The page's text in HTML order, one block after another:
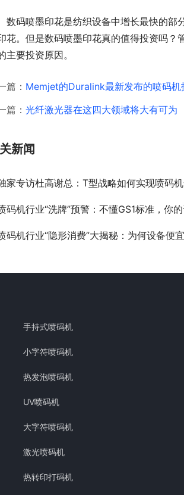
数码喷墨印花是纺织设备中增长最快的部
花。但是数码喷墨印花真的值得投资吗
主要投资原因。
篇： Memjet的Duralink最新发布的喷码机
篇： 光纤激光器在这四大领域将大有可为
新闻
家专访杜高谢总：T型战略如何实现喷码机全品类深
码机行业“洗牌”预警：不懂GS1标准，你的设备正在失去核
码机行业“隐形消费”大揭秘：为何设备便宜、配件耗材却
手持式喷码机
小字符喷码机
热发泡喷码机
UV喷码机
大字符喷码机
激光喷码机
热转印打码机